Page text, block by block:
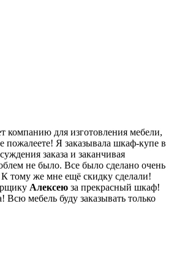
компанию для изготовления мебели,
Я заказывала шкаф-купе в
заказа и заканчивая
не было. Все было сделано очень
тому же мне ещё скидку сделали!
Алексею за прекрасный шкаф!
Всю мебель буду заказывать только